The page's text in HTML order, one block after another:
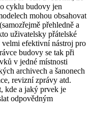
cyklu budovy jen
mohou obsahovat
přehledně a
uživatelsky přátelské
efektivní nástroj pro
budovy se tak při
v jedné místnosti
archivech a šanonech
revizní zprávy atd.
kde a jaký prvek je
odpovědným